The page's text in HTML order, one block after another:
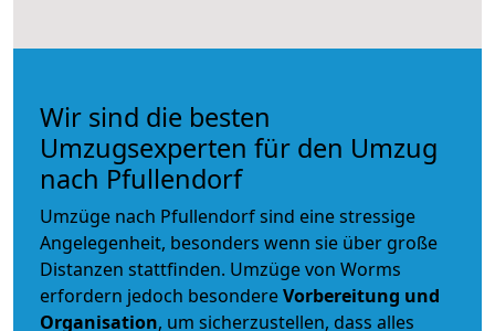
Wir sind die besten
Umzugsexperten für den Umzug
nach Pfullendorf
Umzüge nach Pfullendorf sind eine stressige
Angelegenheit, besonders wenn sie über große
Distanzen stattfinden. Umzüge von Worms
erfordern jedoch besondereVorbereitung und
Organisation, um sicherzustellen, dass alles